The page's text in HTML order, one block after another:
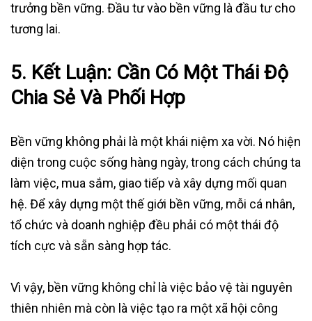
trưởng bền vững. Đầu tư vào bền vững là đầu tư cho
tương lai.
5. Kết Luận: Cần Có Một Thái Độ
Chia Sẻ Và Phối Hợp
Bền vững không phải là một khái niệm xa vời. Nó hiện
diện trong cuộc sống hàng ngày, trong cách chúng ta
làm việc, mua sắm, giao tiếp và xây dựng mối quan
hệ. Để xây dựng một thế giới bền vững, mỗi cá nhân,
tổ chức và doanh nghiệp đều phải có một thái độ
tích cực và sẵn sàng hợp tác.
Vì vậy, bền vững không chỉ là việc bảo vệ tài nguyên
thiên nhiên mà còn là việc tạo ra một xã hội công